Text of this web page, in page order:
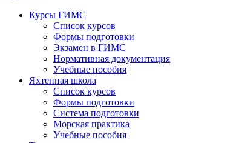
Курсы ГИМС
Список курсов
Формы подготовки
Экзамен в ГИМС
Нормативная документация
Учебные пособия
Яхтенная школа
Список курсов
Формы подготовки
Cистема подготовки
Морская практика
Учебные пособия